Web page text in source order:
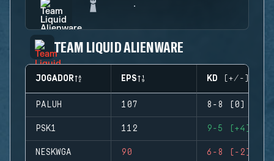
TEAM LIQUID ALIENWARE
JOGADOR EPS KD (+/-)
PALUH 107 8-8 (0)
PSK1 112 9-5 (+4)
NESKWGA 90 6-8 (-2)